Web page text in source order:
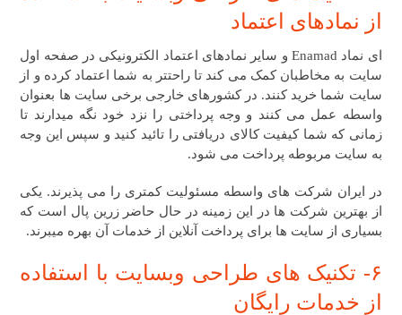
از نمادهای اعتماد
ای نماد Enamad و سایر نمادهای اعتماد الکترونیکی در صفحه اول
سایت به مخاطبان کمک می کند تا راحتتر به شما اعتماد کرده و از
سایت شما خرید کنند. در کشورهای خارجی برخی سایت ها بعنوان
واسطه عمل می کنند و وجه پرداختی را نزد خود نگه میدارند تا
زمانی که شما کیفیت کالای دریافتی را تائید کنید و سپس این وجه
به سایت مربوطه پرداخت می شود.
در ایران شرکت های واسطه مسئولیت کمتری را می پذیرند. یکی
از بهترین شرکت ها در این زمینه در حال حاضر زرین پال است که
بسیاری از سایت ها برای پرداخت آنلاین از خدمات آن بهره میبرند.
۶- تکنیک های طراحی وبسایت ​با استفاده
از خدمات رایگان